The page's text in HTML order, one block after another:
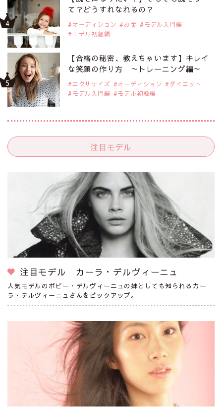
て？どうすれなれるの？
オーディション お金
モデル入門編
モデル初級編
【合格の秘密、教えちゃいます】キレイ
な笑顔の作り方 ～トレーニング編～
エクササイズ オーディション
ダイエット
モデル入門編
モデル初級編
注目モデル
注目モデル カーラ・デルヴィーニュ
人気モデルのポピー・デルヴィーニュの妹としても知られるカー
ラ・デルヴィーニュさんをピックアップ。